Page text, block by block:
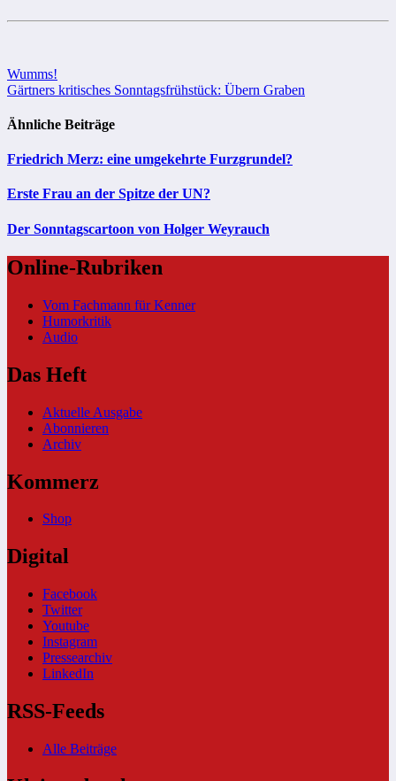
Beitragsnavigation
Wumms!
Gärtners kritisches Sonntagsfrühstück: Übern Graben
Ähnliche Beiträge
Friedrich Merz: eine umgekehrte Furzgrundel?
Erste Frau an der Spitze der UN?
Der Sonntagscartoon von Holger Weyrauch
Online-Rubriken
Vom Fachmann für Kenner
Humorkritik
Audio
Das Heft
Aktuelle Ausgabe
Abonnieren
Archiv
Kommerz
Shop
Digital
Facebook
Twitter
Youtube
Instagram
Pressearchiv
LinkedIn
RSS-Feeds
Alle Beiträge